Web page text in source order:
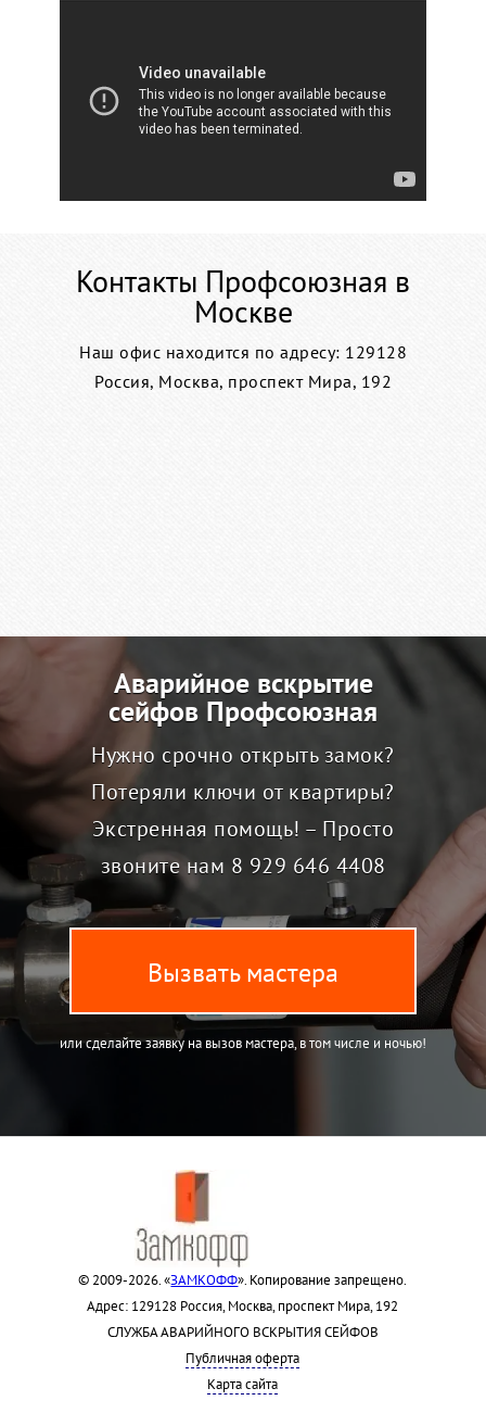
Контакты Профсоюзная в
Москве
Наш офис находится по адресу: 129128
Россия, Москва, проспект Мира, 192
Аварийное вскрытие
сейфов Профсоюзная
Нужно срочно открыть замок?
Потеряли ключи от квартиры?
Экстренная помощь! – Просто
звоните нам 8 929 646 4408
Вызвать мастера
или сделайте заявку на вызов мастера, в том числе и ночью!
© 2009-2026. «ЗАМКОФФ». Копирование запрещено.
Адрес: 129128 Россия, Москва, проспект Мира, 192
СЛУЖБА АВАРИЙНОГО ВСКРЫТИЯ СЕЙФОВ
Публичная оферта
Карта сайта